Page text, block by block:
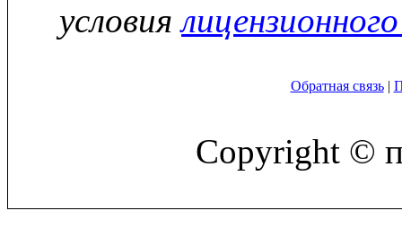
условия
Обратная связь|
Copyright ©